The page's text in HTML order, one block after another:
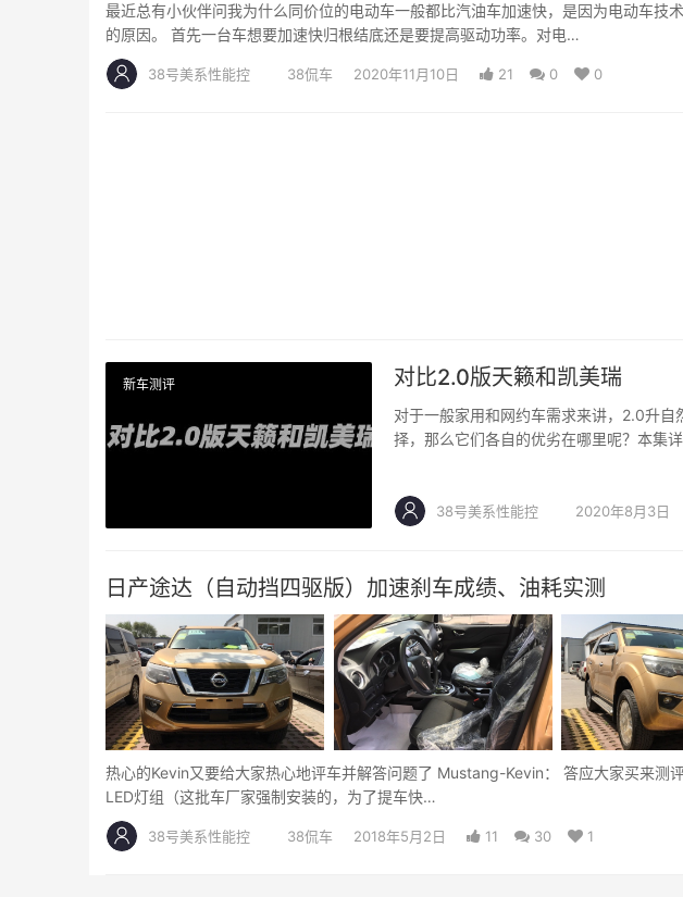
最近总有小伙伴问我为什么同价位的电动车一般都比汽油车加速快，是因为电动车技
的原因。 首先一台车想要加速快归根结底还是要提高驱动功率。对电…
38号美系性能控 38侃车 2020年11月10日 21 0 0
新车测评 对比2.0版天籁和凯美瑞
对于一般家用和网约车需求来讲，2.0升
择，那么它们各自的优劣在哪里呢？本集
38号美系性能控 2020年8月3日
日产途达（自动挡四驱版）加速刹车成绩、油耗实测
热心的Kevin又要给大家热心地评车并解答问题了 Mustang-Kevin： 答应大家买来测
LED灯组（这批车厂家强制安装的，为了提车快…
38号美系性能控 38侃车 2018年5月2日 11 30 1